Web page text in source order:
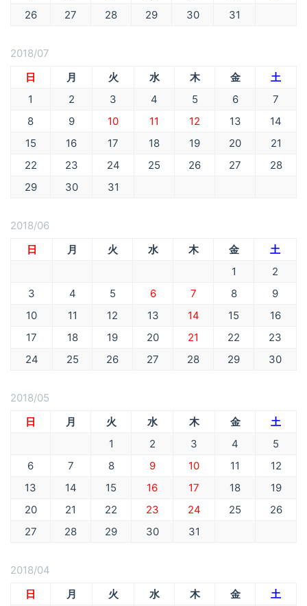
26
27 28 29 30 31
2018/07
日
月 火 水 木 金
土
1
2 3 4 5 6
7
8
9 10 11 12 13
14
15
16 17 18 19 20
21
22
23 24 25 26 27
28
29
30 31
2018/06
日
月 火 水 木 金
土
1
2
3
4 5 6 7 8
9
10
11 12 13 14 15
16
17
18 19 20 21 22
23
24
25 26 27 28 29 30
2018/05
日
月 火 水 木 金
土
1
2 3 4
5
6
7 8 9 10 11
12
13
14 15 16 17 18
19
20
21 22 23 24 25
26
27
28 29 30 31
2018/04
日
月 火 水 木 金
土